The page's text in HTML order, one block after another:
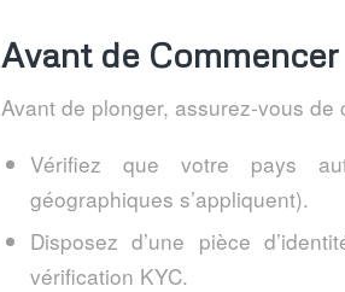
Avant de
Avant de plonger, assurez-vous de
Vérifiez que votre pays
géographiques s’appliquent).
Disposez d’une pièce
vérification KYC.